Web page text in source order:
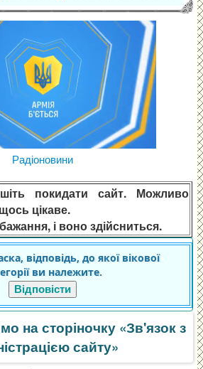
Радіоновини
покидати сайт. Можливо
цікаве.
і воно здійсниться.
відповідь, до якої вікової
ви належите.
Відповісти
на сторіночку «Зв'язок з
сайту»